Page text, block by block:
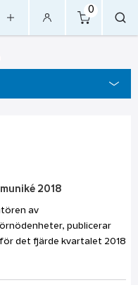
0
2018
av
publicerar
det fjärde kvartalet 2018